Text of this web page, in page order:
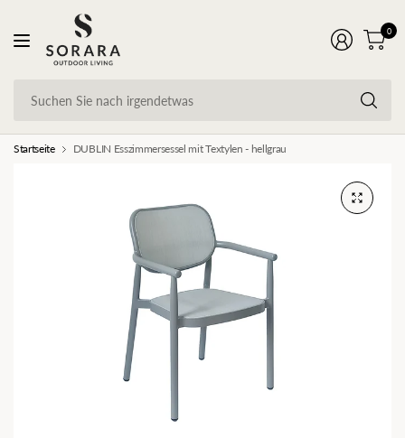
0
Startseite DUBLIN Esszimmersessel mit Textylen - hellgrau